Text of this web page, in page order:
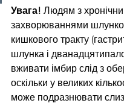
Увага! Людям з
захворюваннями
кишкового тракту
шлунка і
вживати імбир слід з
оскільки у великих
може подразнювати